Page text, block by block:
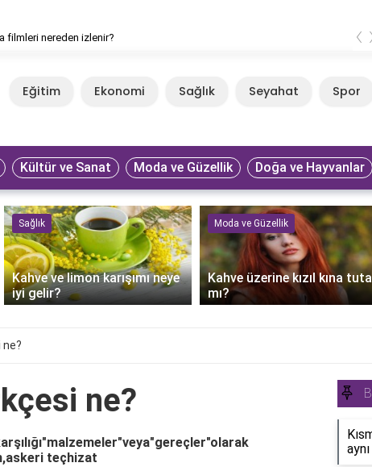
filmleri nereden izlenir? ‹
Eğitim Ekonomi Sağlık Seyahat Spor
Kültür ve Sanat Moda ve Güzellik Doğa ve Hayvanlar
Sağlık
Kahve ve limon karışımı neye
iyi gelir?
Moda ve Güzellik
Kahve üzerine kızıl kına
mı?
ne?
teçhizat